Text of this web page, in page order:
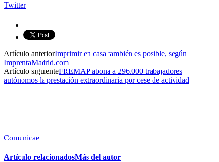
Twitter
Artículo anteriorImprimir en casa también es posible, según
ImprentaMadrid.com
Artículo siguienteFREMAP abona a 296.000 trabajadores
autónomos la prestación extraordinaria por cese de actividad
Comunicae
Artículo relacionadosMás del autor